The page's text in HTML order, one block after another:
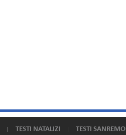
TESTI NATALIZI TESTI SANREMO